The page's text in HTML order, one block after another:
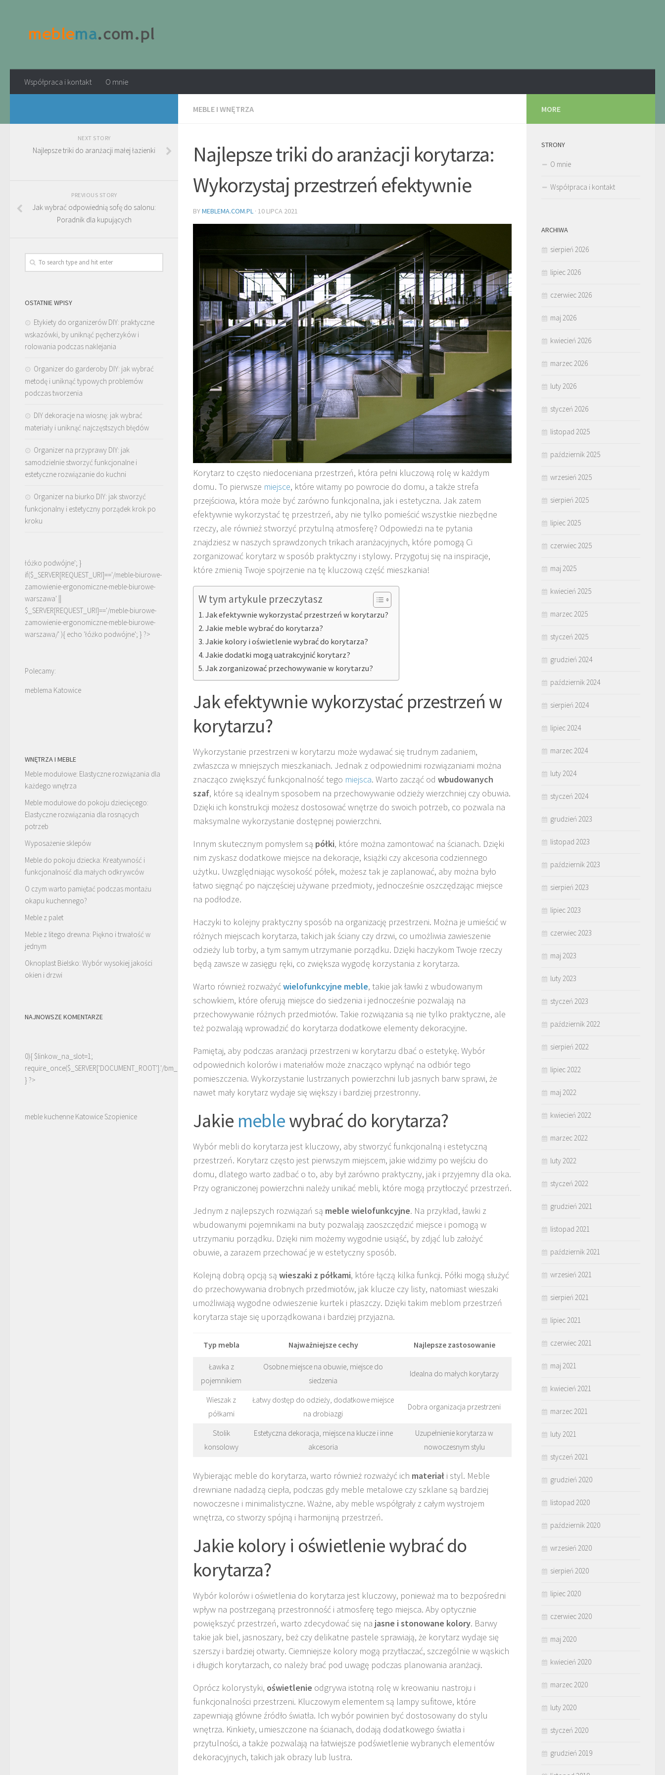
Współpraca i kontakt O mnie
MEBLE I WNĘTRZA
Najlepsze triki do aranżacji korytarza:
Wykorzystaj przestrzeń efektywnie
BYMEBLEMA.COM.PL · 10 LIPCA 2021
Korytarz to często niedoceniana przestrzeń, która pełni kluczową rolę w każdym
domu. To pierwsze miejsce, które witamy po powrocie do domu, a także strefa
przejściowa, która może być zarówno funkcjonalna, jak i estetyczna. Jak zatem
efektywnie wykorzystać tę przestrzeń, aby nie tylko pomieścić wszystkie niezbędne
rzeczy, ale również stworzyć przytulną atmosferę? Odpowiedzi na te pytania
znajdziesz w naszych sprawdzonych trikach aranżacyjnych, które pomogą Ci
zorganizować korytarz w sposób praktyczny i stylowy. Przygotuj się na inspiracje,
które zmienią Twoje spojrzenie na tę kluczową część mieszkania!
W tym artykule przeczytasz
Jak efektywnie wykorzystać przestrzeń w korytarzu?
Jakie meble wybrać do korytarza?
Jakie kolory i oświetlenie wybrać do korytarza?
Jakie dodatki mogą uatrakcyjnić korytarz?
Jak zorganizować przechowywanie w korytarzu?
Jak efektywnie wykorzystać przestrzeń w
korytarzu?
Wykorzystanie przestrzeni w korytarzu może wydawać się trudnym zadaniem,
zwłaszcza w mniejszych mieszkaniach. Jednak z odpowiednimi rozwiązaniami można
znacząco zwiększyć funkcjonalność tego miejsca. Warto zacząć od wbudowanych
szaf, które są idealnym sposobem na przechowywanie odzieży wierzchniej czy obuwia.
Dzięki ich konstrukcji możesz dostosować wnętrze do swoich potrzeb, co pozwala na
maksymalne wykorzystanie dostępnej powierzchni.
Innym skutecznym pomysłem są półki, które można zamontować na ścianach. Dzięki
nim zyskasz dodatkowe miejsce na dekoracje, książki czy akcesoria codziennego
użytku. Uwzględniając wysokość półek, możesz tak je zaplanować, aby można było
łatwo sięgnąć po najczęściej używane przedmioty, jednocześnie oszczędzając miejsce
na podłodze.
Haczyki to kolejny praktyczny sposób na organizację przestrzeni. Można je umieścić w
różnych miejscach korytarza, takich jak ściany czy drzwi, co umożliwia zawieszenie
odzieży lub torby, a tym samym utrzymanie porządku. Dzięki haczykom Twoje rzeczy
będą zawsze w zasięgu ręki, co zwiększa wygodę korzystania z korytarza.
Warto również rozważyćwielofunkcyjne meble, takie jak ławki z wbudowanym
schowkiem, które oferują miejsce do siedzenia i jednocześnie pozwalają na
przechowywanie różnych przedmiotów. Takie rozwiązania są nie tylko praktyczne, ale
też pozwalają wprowadzić do korytarza dodatkowe elementy dekoracyjne.
Pamiętaj, aby podczas aranżacji przestrzeni w korytarzu dbać o estetykę. Wybór
odpowiednich kolorów i materiałów może znacząco wpłynąć na odbiór tego
pomieszczenia. Wykorzystanie lustrzanych powierzchni lub jasnych barw sprawi, że
nawet mały korytarz wydaje się większy i bardziej przestronny.
Jakie meblewybrać do korytarza?
Wybór mebli do korytarza jest kluczowy, aby stworzyć funkcjonalną i estetyczną
przestrzeń. Korytarz często jest pierwszym miejscem, jakie widzimy po wejściu do
domu, dlatego warto zadbać o to, aby był zarówno praktyczny, jak i przyjemny dla oka.
Przy ograniczonej powierzchni należy unikać mebli, które mogą przytłoczyć przestrzeń.
Jednym z najlepszych rozwiązań są meble wielofunkcyjne. Na przykład, ławki z
wbudowanymi pojemnikami na buty pozwalają zaoszczędzić miejsce i pomogą w
utrzymaniu porządku. Dzięki nim możemy wygodnie usiąść, by zdjąć lub założyć
obuwie, a zarazem przechować je w estetyczny sposób.
Kolejną dobrą opcją są wieszaki z półkami, które łączą kilka funkcji. Półki mogą służyć
do przechowywania drobnych przedmiotów, jak klucze czy listy, natomiast wieszaki
umożliwiają wygodne odwieszenie kurtek i płaszczy. Dzięki takim meblom przestrzeń
korytarza staje się uporządkowana i bardziej przyjazna.
Typ mebla Najważniejsze cechy Najlepsze zastosowanie
Ławka z
pojemnikiem
Osobne miejsce na obuwie, miejsce do
siedzenia
Idealna do małych korytarzy
Wieszak z
półkami
Łatwy dostęp do odzieży, dodatkowe miejsce
na drobiazgi
Dobra organizacja przestrzeni
Stolik
konsolowy
Estetyczna dekoracja, miejsce na klucze i inne
akcesoria
Uzupełnienie korytarza w
nowoczesnym stylu
Wybierając meble do korytarza, warto również rozważyć ich materiał i styl. Meble
drewniane nadadzą ciepła, podczas gdy meble metalowe czy szklane są bardziej
nowoczesne i minimalistyczne. Ważne, aby meble współgrały z całym wystrojem
wnętrza, co stworzy spójną i harmonijną przestrzeń.
Jakie kolory i oświetlenie wybrać do
korytarza?
Wybór kolorów i oświetlenia do korytarza jest kluczowy, ponieważ ma to bezpośredni
wpływ na postrzeganą przestronność i atmosferę tego miejsca. Aby optycznie
powiększyć przestrzeń, warto zdecydować się na jasne i stonowane kolory. Barwy
takie jak biel, jasnoszary, beż czy delikatne pastele sprawiają, że korytarz wydaje się
szerszy i bardziej otwarty. Ciemniejsze kolory mogą przytłaczać, szczególnie w wąskich
i długich korytarzach, co należy brać pod uwagę podczas planowania aranżacji.
Oprócz kolorystyki, oświetlenie odgrywa istotną rolę w kreowaniu nastroju i
funkcjonalności przestrzeni. Kluczowym elementem są lampy sufitowe, które
zapewniają główne źródło światła. Ich wybór powinien być dostosowany do stylu
wnętrza. Kinkiety, umieszczone na ścianach, dodają dodatkowego światła i
przytulności, a także pozwalają na łatwiejsze podświetlenie wybranych elementów
dekoracyjnych, takich jak obrazy lub lustra.
NEXT STORY
Najlepsze triki do aranżacji małej łazienki
PREVIOUS STORY
Jak wybrać odpowiednią sofę do salonu:
Poradnik dla kupujących
OSTATNIE WPISY
Etykiety do organizerów DIY: praktyczne
wskazówki, by uniknąć pęcherzyków i
rolowania podczas naklejania
Organizer do garderoby DIY: jak wybrać
metodę i uniknąć typowych problemów
podczas tworzenia
DIY dekoracje na wiosnę: jak wybrać
materiały i uniknąć najczęstszych błędów
Organizer na przyprawy DIY: jak
samodzielnie stworzyć funkcjonalne i
estetyczne rozwiązanie do kuchni
Organizer na biurko DIY: jak stworzyć
funkcjonalny i estetyczny porządek krok po
kroku
łóżko podwójne'; }
if($_SERVER[REQUEST_URI]=='/meble-biurowe-
zamowienie-ergonomiczne-meble-biurowe-
warszawa' ||
$_SERVER[REQUEST_URI]=='/meble-biurowe-
zamowienie-ergonomiczne-meble-biurowe-
warszawa/' ){ echo 'łóżko podwójne'; } ?>
Polecamy:
meblema Katowice
WNĘTRZA I MEBLE
Meble modułowe: Elastyczne rozwiązania dla
każdego wnętrza
Meble modułowe do pokoju dziecięcego:
Elastyczne rozwiązania dla rosnących
potrzeb
Wyposażenie sklepów
Meble do pokoju dziecka: Kreatywność i
funkcjonalność dla małych odkrywców
O czym warto pamiętać podczas montażu
okapu kuchennego?
Meble z palet
Meble z litego drewna: Piękno i trwałość w
jednym
Oknoplast Bielsko: Wybór wysokiej jakości
okien i drzwi
NAJNOWSZE KOMENTARZE
0){ $linkow_na_slot=1;
require_once($_SERVER['DOCUMENT_ROOT'].'/bm_linki.php');
} ?>
meble kuchenne Katowice Szopienice
MORE
STRONY
O mnie
Współpraca i kontakt
ARCHIWA
sierpień 2026
lipiec 2026
czerwiec 2026
maj 2026
kwiecień 2026
marzec 2026
luty 2026
styczeń 2026
listopad 2025
październik 2025
wrzesień 2025
sierpień 2025
lipiec 2025
czerwiec 2025
maj 2025
kwiecień 2025
marzec 2025
styczeń 2025
grudzień 2024
październik 2024
sierpień 2024
lipiec 2024
marzec 2024
luty 2024
styczeń 2024
grudzień 2023
listopad 2023
październik 2023
sierpień 2023
lipiec 2023
czerwiec 2023
maj 2023
luty 2023
styczeń 2023
październik 2022
sierpień 2022
lipiec 2022
maj 2022
kwiecień 2022
marzec 2022
luty 2022
styczeń 2022
grudzień 2021
listopad 2021
październik 2021
wrzesień 2021
sierpień 2021
lipiec 2021
czerwiec 2021
maj 2021
kwiecień 2021
marzec 2021
luty 2021
styczeń 2021
grudzień 2020
listopad 2020
październik 2020
wrzesień 2020
sierpień 2020
lipiec 2020
czerwiec 2020
maj 2020
kwiecień 2020
marzec 2020
luty 2020
styczeń 2020
grudzień 2019